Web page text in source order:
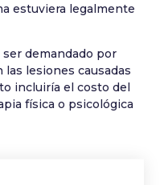
estuviera legalmente
demandado por
lesiones causadas
incluiría el costo del
física o psicológica